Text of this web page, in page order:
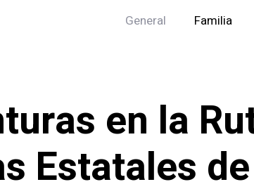
General Familia
en la
Estatales